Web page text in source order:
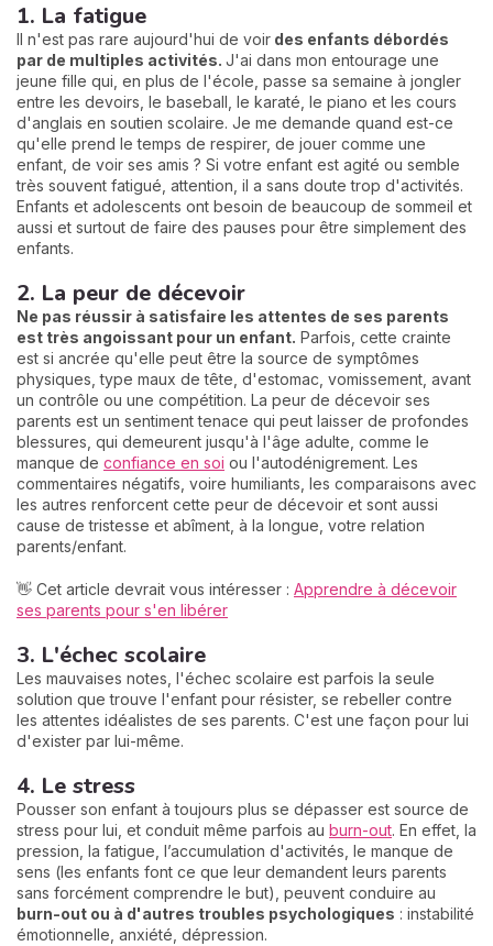
1. La fatigue
Il n'est pas rare aujourd'hui de voir des enfants débordés
par de multiples activités. J'ai dans mon entourage une
jeune fille qui, en plus de l'école, passe sa semaine à jongler
entre les devoirs, le baseball, le karaté, le piano et les cours
d'anglais en soutien scolaire. Je me demande quand est-ce
qu'elle prend le temps de respirer, de jouer comme une
enfant, de voir ses amis ? Si votre enfant est agité ou semble
très souvent fatigué, attention, il a sans doute trop d'activités.
Enfants et adolescents ont besoin de beaucoup de sommeil et
aussi et surtout de faire des pauses pour être simplement des
enfants.
2. La peur de décevoir
Ne pas réussir à satisfaire les attentes de ses parents
est très angoissant pour un enfant. Parfois, cette crainte
est si ancrée qu'elle peut être la source de symptômes
physiques, type maux de tête, d'estomac, vomissement, avant
un contrôle ou une compétition. La peur de décevoir ses
parents est un sentiment tenace qui peut laisser de profondes
blessures, qui demeurent jusqu'à l'âge adulte, comme le
manque de confiance en soi ou l'autodénigrement. Les
commentaires négatifs, voire humiliants, les comparaisons avec
les autres renforcent cette peur de décevoir et sont aussi
cause de tristesse et abîment, à la longue, votre relation
parents/enfant.
👋 Cet article devrait vous intéresser : Apprendre à décevoir
ses parents pour s'en libérer
3. L'échec scolaire
Les mauvaises notes, l'échec scolaire est parfois la seule
solution que trouve l'enfant pour résister, se rebeller contre
les attentes idéalistes de ses parents. C'est une façon pour lui
d'exister par lui-même.
4. Le stress
Pousser son enfant à toujours plus se dépasser est source de
stress pour lui, et conduit même parfois au burn-out. En effet, la
pression, la fatigue, l’accumulation d'activités, le manque de
sens (les enfants font ce que leur demandent leurs parents
sans forcément comprendre le but), peuvent conduire au
burn-out ou à d'autres troubles psychologiques : instabilité
émotionnelle, anxiété, dépression.